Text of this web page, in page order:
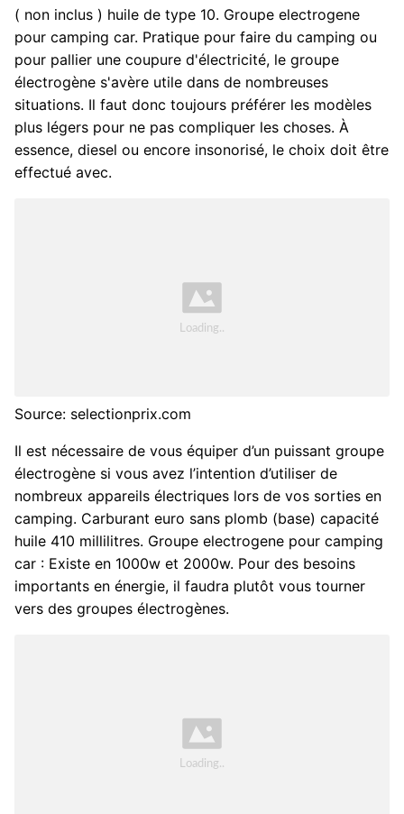
( non inclus ) huile de type 10. Groupe electrogene
pour camping car. Pratique pour faire du camping ou
pour pallier une coupure d'électricité, le groupe
électrogène s'avère utile dans de nombreuses
situations. Il faut donc toujours préférer les modèles
plus légers pour ne pas compliquer les choses. À
essence, diesel ou encore insonorisé, le choix doit être
effectué avec.
Source: selectionprix.com
Il est nécessaire de vous équiper d’un puissant groupe
électrogène si vous avez l’intention d’utiliser de
nombreux appareils électriques lors de vos sorties en
camping. Carburant euro sans plomb (base) capacité
huile 410 millilitres. Groupe electrogene pour camping
car : Existe en 1000w et 2000w. Pour des besoins
importants en énergie, il faudra plutôt vous tourner
vers des groupes électrogènes.